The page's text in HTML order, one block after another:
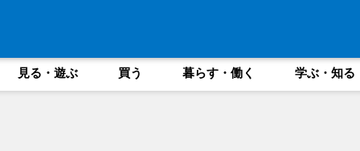
見る・遊ぶ 買う 暮らす・働く 学ぶ・知る